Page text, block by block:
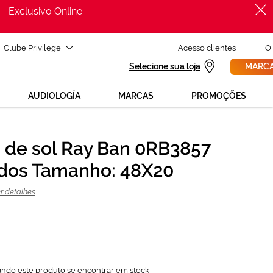
Exclusivo Online
Clube Privilege Acesso clientes O
Selecione sua loja
AUDIOLOGÍA MARCAS PROMOÇÕES
PROCURAR
146,25 €
€
sol Ray Ban 0RB3857
Tamanho: 48X20
detalhes
este produto se encontrar em stock